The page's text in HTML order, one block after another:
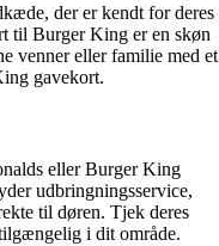
der er kendt for deres
til Burger King er en skøn
venner eller familie med et
gavekort.
eller Burger King
udbringningsservice,
til døren. Tjek deres
i dit område.